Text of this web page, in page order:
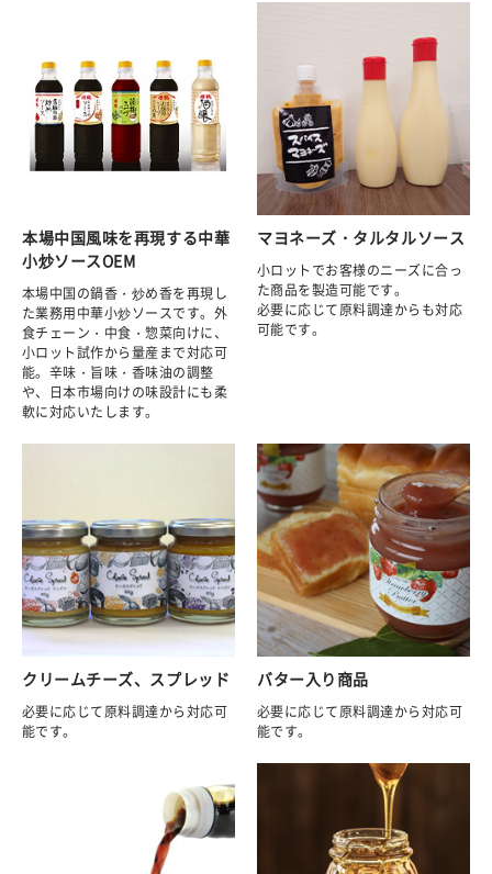
本場中国風味を再現する中華
小炒ソースOEM
本場中国の鍋香・炒め香を再現し
た業務用中華小炒ソースです。外
食チェーン・中食・惣菜向けに、
小ロット試作から量産まで対応可
能。辛味・旨味・香味油の調整
や、日本市場向けの味設計にも柔
軟に対応いたします。
マヨネーズ・タルタルソース
小ロットでお客様のニーズに合っ
た商品を製造可能です。
必要に応じて原料調達からも対応
可能です。
クリームチーズ、スプレッド
必要に応じて原料調達から対応可
能です。
バター入り商品
必要に応じて原料調達から対応可
能です。